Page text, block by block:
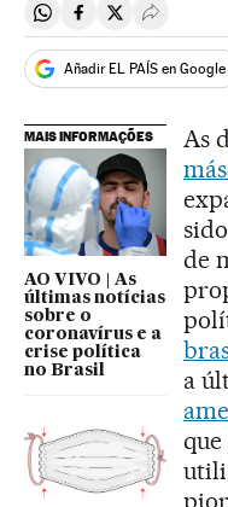
Compartir en Whatsapp
Compartir en
Compartir en
Añadir EL PAÍS en Google
MAIS INFORMAÇÕES
AO VIVO | As
últimas notícias
sobre o
coronavírus e a
crise política
no Brasil
As
de
a
que